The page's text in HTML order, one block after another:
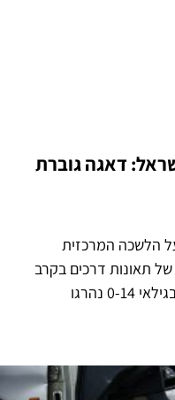
דאגה גוברת
הלשכה המרכזית
תאונות דרכים בקרב